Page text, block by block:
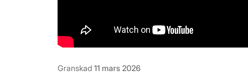
Granskad 11 mars 2026